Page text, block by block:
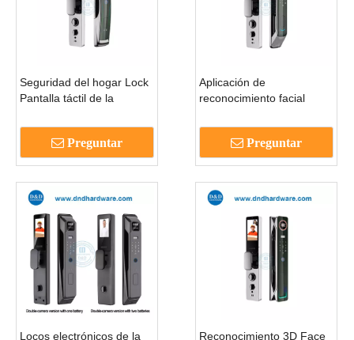
Seguridad del hogar Lock
Pantalla táctil de la
Smart Locks-DDEL009
Preguntar
Aplicación de
reconocimiento facial
control remoto contraseña
de huellas digitales Smart
Dour-DDEL008
Preguntar
Locos electrónicos de la Reconocimiento 3D Face